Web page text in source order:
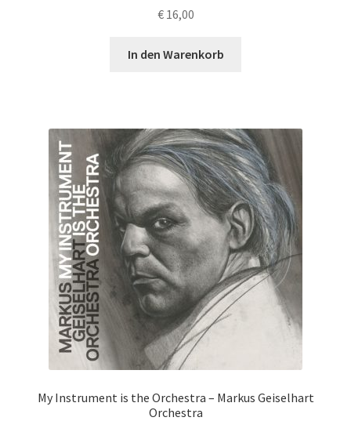
€16,00
In den Warenkorb
My Instrument is the Orchestra – Markus Geiselhart
Orchestra